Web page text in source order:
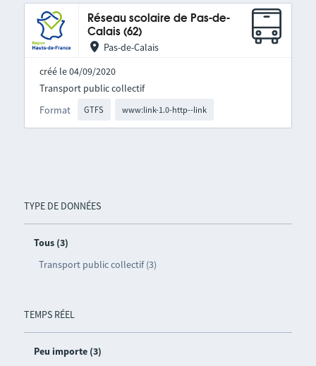
TYPE DE DONNÉES
Tous (3)
Transport public collectif (3)
TEMPS RÉEL
Peu importe (3)
Réseau scolaire de Pas-de-
Calais (62)
Pas-de-Calais
créé le 04/09/2020
Format GTFS www:link-1.0-http--link
Transport public collectif